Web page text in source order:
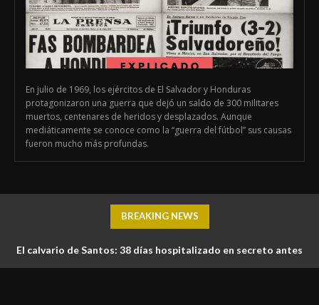
En julio de 1969, los ejércitos de El Salvador y Honduras
protagonizaron una guerra que dejó un saldo de 300 militares
muertos, centenares de heridos y desplazados. Aunque
mediáticamente se conoce como la “guerra del fútbol” sus causas
fueron mucho más profundas.
BREAKING NEWS
El calvario de Santos: 38 días hospitalizado en secreto antes